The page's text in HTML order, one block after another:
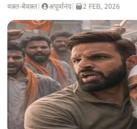
वक़्त-बेवक़्त अपूर्वानंद| 2 FEB, 2026